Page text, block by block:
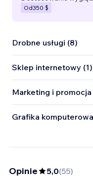
Od350 $
Drobne usługi (8)
Sklep internetowy (1)
Marketing i promocja
Grafika
Opinie 5,0(55)